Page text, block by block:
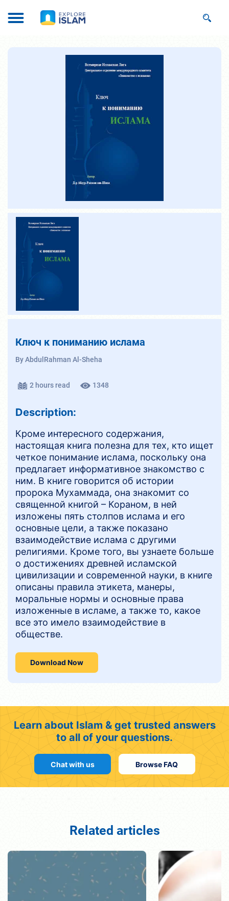
Ключ к пониманию ислама
By AbdulRahman Al-Sheha
2 hours read 1348
Description:
Кроме интересного содержания,
настоящая книга полезна для тех, кто ищет
четкое понимание ислама, поскольку она
предлагает информативное знакомство с
ним. В книге говорится об истории
пророка Мухаммада, она знакомит со
священной книгой – Кораном, в ней
изложены пять столпов ислама и его
основные цели, а также показано
взаимодействие ислама с другими
религиями. Кроме того, вы узнаете больше
о достижениях древней исламской
цивилизации и современной науки, в книге
описаны правила этикета, манеры,
моральные нормы и основные права
изложенные в исламе, а также то, какое
все это имело взаимодействие в
обществе.
Download Now
Learn about Islam & get trusted answers
to all of your questions.
Chat with us Browse FAQ
Related articles